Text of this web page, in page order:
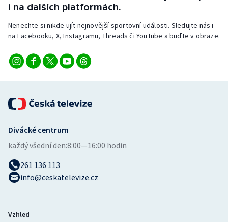
i na dalších platformách.
Nenechte si nikde ujít nejnovější sportovní události. Sledujte nás i
na Facebooku, X, Instagramu, Threads či YouTube a buďte v obraze.
Divácké centrum
každý všední den:8:00—16:00 hodin
261 136 113
info@ceskatelevize.cz
Vzhled